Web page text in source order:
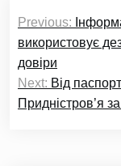
записів
Previous:
використовує
довіри
Next: Від
Придністров’я